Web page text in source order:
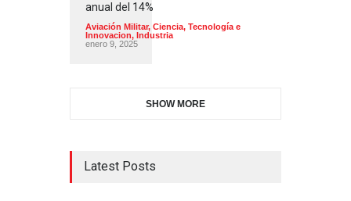
anual del 14%
Aviación Militar, Ciencia, Tecnología e
Innovacion, Industria
enero 9, 2025
SHOW MORE
Latest Posts